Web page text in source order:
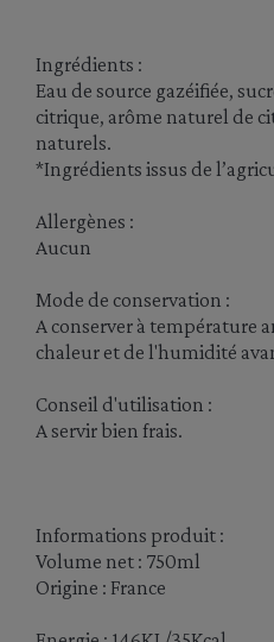
Ingrédients :
Eau de source gazéifiée,
citrique, arôme naturel de
naturels.
*Ingrédients issus de
Allergènes :
Aucun
Mode de conservation :
A conserver à température
chaleur et de l'humidité
Conseil d'utilisation :
A servir bien frais.
Informations produit :
Volume net : 750ml
Origine : France